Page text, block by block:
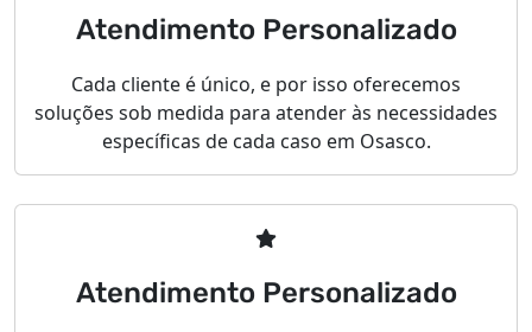
Atendimento Personalizado
Cada cliente é único, e por isso oferecemos
soluções sob medida para atender às necessidades
específicas de cada caso em Osasco.
Atendimento Personalizado